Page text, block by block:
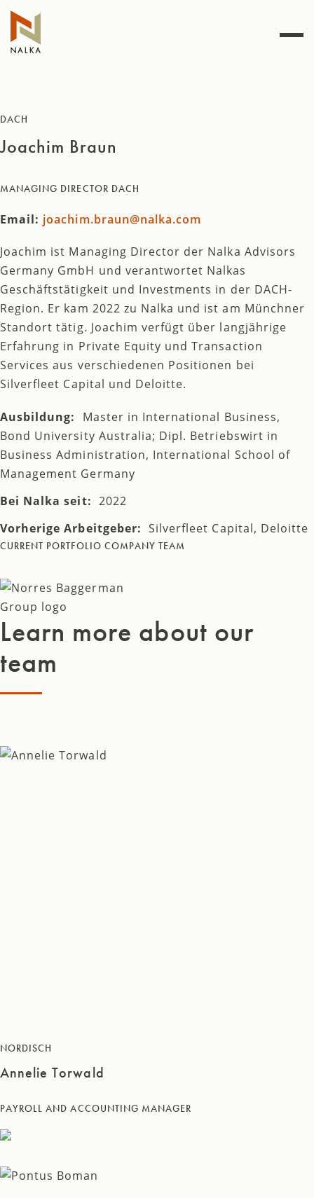
Zum
Inhalt
springen
DACH
Joachim Braun
MANAGING DIRECTOR DACH
Email: joachim.braun@nalka.com
Joachim ist Managing Director der Nalka Advisors
Germany GmbH und verantwortet Nalkas
Geschäftstätigkeit und Investments in der DACH-
Region. Er kam 2022 zu Nalka und ist am Münchner
Standort tätig. Joachim verfügt über langjährige
Erfahrung in Private Equity und Transaction
Services aus verschiedenen Positionen bei
Silverfleet Capital und Deloitte.
Ausbildung:
Master in International Business,
Bond University Australia; Dipl. Betriebswirt in
Business Administration, International School of
Management Germany
Bei Nalka seit: 2022
Vorherige Arbeitgeber: Silverfleet Capital, Deloitte
CURRENT PORTFOLIO COMPANY TEAM
Learn more about our
team
NORDISCH
Annelie Torwald
PAYROLL AND ACCOUNTING MANAGER